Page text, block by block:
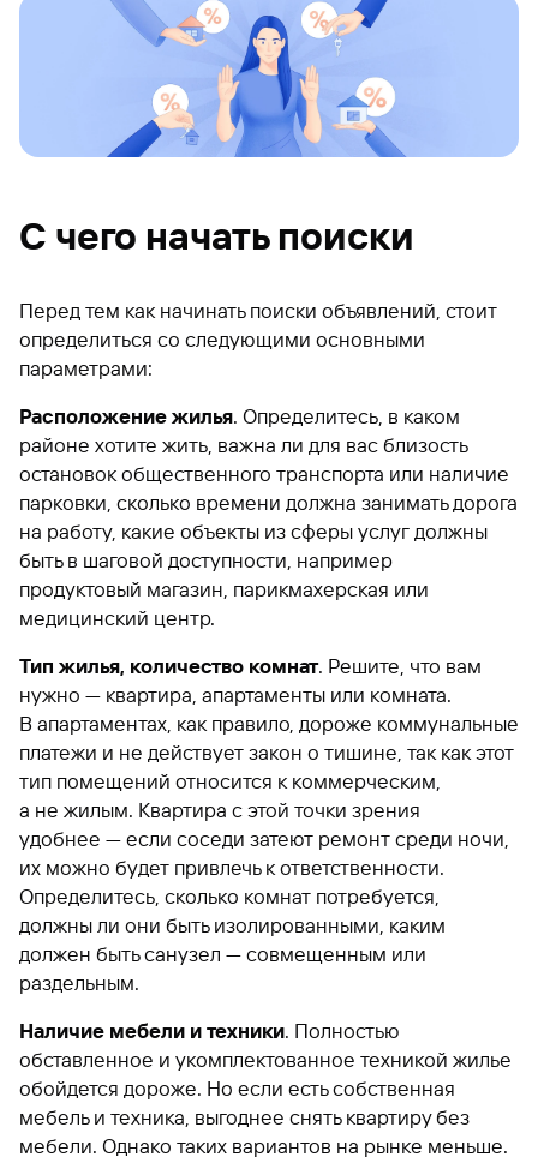
С чего начать поиски
Перед тем как начинать поиски объявлений, стоит
определиться со следующими основными
параметрами:
Расположение жилья. Определитесь, в каком
районе хотите жить, важна ли для вас близость
остановок общественного транспорта или наличие
парковки, сколько времени должна занимать дорога
на работу, какие объекты из сферы услуг должны
быть в шаговой доступности, например
продуктовый магазин, парикмахерская или
медицинский центр.
Тип жилья, количество комнат. Решите, что вам
нужно — квартира, апартаменты или комната.
В апартаментах, как правило, дороже коммунальные
платежи и не действует закон о тишине, так как этот
тип помещений относится к коммерческим,
а не жилым. Квартира с этой точки зрения
удобнее — если соседи затеют ремонт среди ночи,
их можно будет привлечь к ответственности.
Определитесь, сколько комнат потребуется,
должны ли они быть изолированными, каким
должен быть санузел — совмещенным или
раздельным.
Наличие мебели и техники. Полностью
обставленное и укомплектованное техникой жилье
обойдется дороже. Но если есть собственная
мебель и техника, выгоднее снять квартиру без
мебели. Однако таких вариантов на рынке меньше.